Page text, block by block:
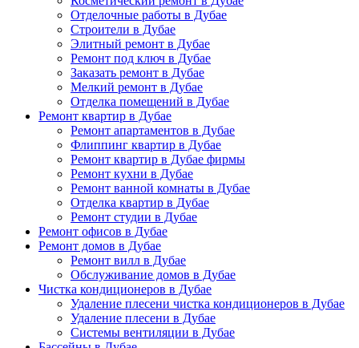
Отделочные работы в Дубае
Строители в Дубае
Элитный ремонт в Дубае
Ремонт под ключ в Дубае
Заказать ремонт в Дубае
Мелкий ремонт в Дубае
Отделка помещений в Дубае
Ремонт квартир в Дубае
Ремонт апартаментов в Дубае
Флиппинг квартир в Дубае
Ремонт квартир в Дубае фирмы
Ремонт кухни в Дубае
Ремонт ванной комнаты в Дубае
Отделка квартир в Дубае
Ремонт студии в Дубае
Ремонт офисов в Дубае
Ремонт домов в Дубае
Ремонт вилл в Дубае
Обслуживание домов в Дубае
Чистка кондиционеров в Дубае
Удаление плесени чистка кондиционеров в Дубае
Удаление плесени в Дубае
Системы вентиляции в Дубае